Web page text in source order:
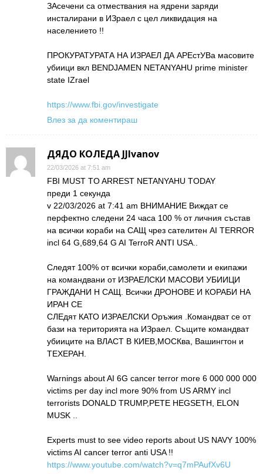
ЗАсечени са отмествания на ядрени заряди
инсталирани в ИЗраел с цел ликвидация на
населението !!
ПРОКУРАТУРАТА НА ИЗРАЕЛ ДА АРЕстУВа масовите
убиици вкл BENDJAMEN NETANYAHU prime minister
state IZrael
https://www.fbi.gov/investigate
Влез за да коментираш
ДЯДО КОЛЕДА JJIvanov
22/03/2026 at 7:51 am
FBI MUST TO ARREST NETANYAHU TODAY
преди 1 секунда
v 22/03/2026 at 7:41 am ВНИМАНИЕ Виждат се
перфектно следени 24 часа 100 % от личния състав
на всички кораби на САЩ чрез сателитен AI TERROR
incl 64 G,689,64 G AI TerroR ANTI USA..
Следят 100% от всички кораби,самолети и екипажи
на командвани от ИЗРАЕЛСКИ МАСОВИ УБИИЦИ
ГРАЖДАНИ Н САЩ. Всички ДРОНОВЕ И КОРАБИ НА
ИРАН СЕ
СЛЕдят КАТО ИЗРАЕЛСКИ Оръжия .Командват се от
бази на територията на ИЗраел. Същите командват
убииците на ВЛАСТ В КИЕВ,МОСКва, Вашингтон и
ТЕХЕРАН.
Warnings about AI 6G cancer terror more 6 000 000 000
victims per day incl more 90% from US ARMY incl
terrorists DONALD TRUMP,PETE HEGSETH, ELON
MUSK ..
Experts must to see video reports about US NAVY 100%
victims AI cancer terror anti USA !!
https://www.youtube.com/watch?v=q7mPAufXv6U